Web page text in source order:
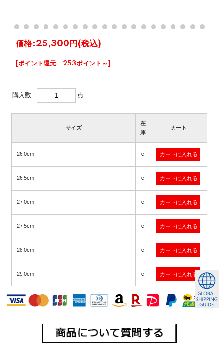
価格:25,300円 (税込)
[ポイント還元 253ポイント～]
購入数: 点
サイズ
在
庫
カート
26.0cm ○
26.5cm ○
27.0cm ○
27.5cm ○
28.0cm ○
29.0cm ○